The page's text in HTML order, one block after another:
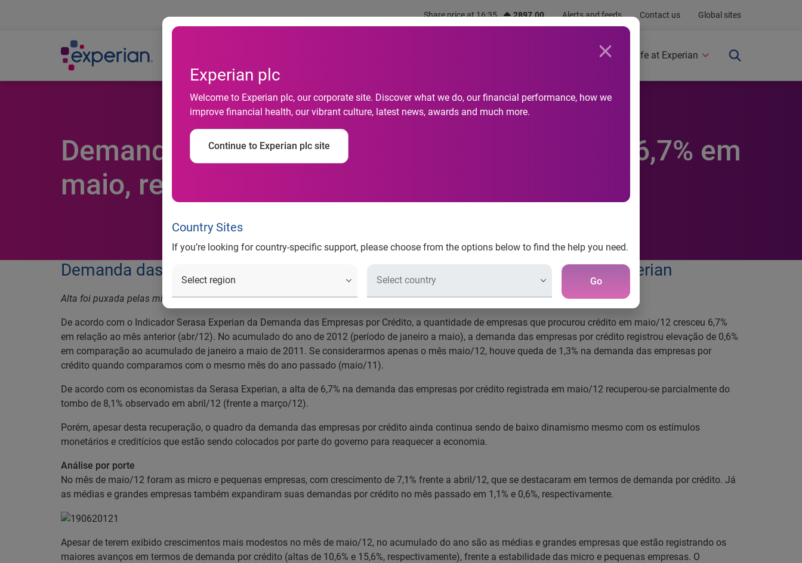
Share price at 16:35 2897.00 Alerts and feeds Contact us Global sites
Experian plc
Welcome to Experian plc, our corporate site. Discover what we do, our financial performance, how we
improve financial health, our vibrant culture, latest news, awards and much more.
Continue to Experian plc site
Country Sites
If you’re looking for country-specific support, please choose from the options below to find the help you need.
Go
Newsroom Life at Experian
Demanda das empresas por crédito cresceu 6,7% em
maio, revela Serasa Experian
Demanda das empresas por crédito cresceu 6,7% em maio, revela Serasa Experian
Alta foi puxada pelas micro e pequenas empresas
De acordo com o Indicador Serasa Experian da Demanda das Empresas por Crédito, a quantidade de empresas que procurou crédito em maio/12 cresceu 6,7%
em relação ao mês anterior (abr/12). No acumulado do ano de 2012 (período de janeiro a maio), a demanda das empresas por crédito registrou elevação de 0,6%
em comparação ao acumulado de janeiro a maio de 2011. Se considerarmos apenas o mês maio/12, houve queda de 1,3% na demanda das empresas por
crédito quando comparamos com o mesmo mês do ano passado (maio/11).
De acordo com os economistas da Serasa Experian, a alta de 6,7% na demanda das empresas por crédito registrada em maio/12 recuperou-se parcialmente do
tombo de 8,1% observado em abril/12 (frente a março/12).
Porém, apesar desta recuperação, o quadro da demanda das empresas por crédito ainda continua sendo de baixo dinamismo mesmo com os estímulos
monetários e creditícios que estão sendo colocados por parte do governo para reaquecer a economia.
Análise por porte
No mês de maio/12 foram as micro e pequenas empresas, com crescimento de 7,1% frente a abril/12, que se destacaram em termos de demanda por crédito. Já
as médias e grandes empresas também expandiram suas demandas por crédito no mês passado em 1,1% e 0,6%, respectivamente.
Apesar de terem exibido crescimentos mais modestos no mês de maio/12, no acumulado do ano são as médias e grandes empresas que estão registrando os
maiores avanços em termos de demanda por crédito (altas de 10,6% e 15,6%, respectivamente), frente a estabilidade das micro e pequenas empresas. O